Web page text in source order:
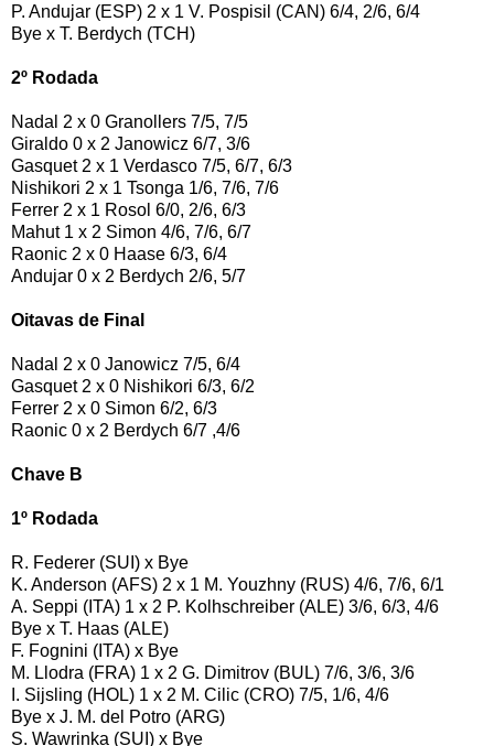
P. Andujar (ESP) 2 x 1 V. Pospisil (CAN) 6/4, 2/6, 6/4
Bye x T. Berdych (TCH)
2º Rodada
Nadal 2 x 0 Granollers 7/5, 7/5
Giraldo 0 x 2 Janowicz 6/7, 3/6
Gasquet 2 x 1 Verdasco 7/5, 6/7, 6/3
Nishikori 2 x 1 Tsonga 1/6, 7/6, 7/6
Ferrer 2 x 1 Rosol 6/0, 2/6, 6/3
Mahut 1 x 2 Simon 4/6, 7/6, 6/7
Raonic 2 x 0 Haase 6/3, 6/4
Andujar 0 x 2 Berdych 2/6, 5/7
Oitavas de Final
Nadal 2 x 0 Janowicz 7/5, 6/4
Gasquet 2 x 0 Nishikori 6/3, 6/2
Ferrer 2 x 0 Simon 6/2, 6/3
Raonic 0 x 2 Berdych 6/7 ,4/6
Chave B
1º Rodada
R. Federer (SUI) x Bye
K. Anderson (AFS) 2 x 1 M. Youzhny (RUS) 4/6, 7/6, 6/1
A. Seppi (ITA) 1 x 2 P. Kolhschreiber (ALE) 3/6, 6/3, 4/6
Bye x T. Haas (ALE)
F. Fognini (ITA) x Bye
M. Llodra (FRA) 1 x 2 G. Dimitrov (BUL) 7/6, 3/6, 3/6
I. Sijsling (HOL) 1 x 2 M. Cilic (CRO) 7/5, 1/6, 4/6
Bye x J. M. del Potro (ARG)
S. Wawrinka (SUI) x Bye